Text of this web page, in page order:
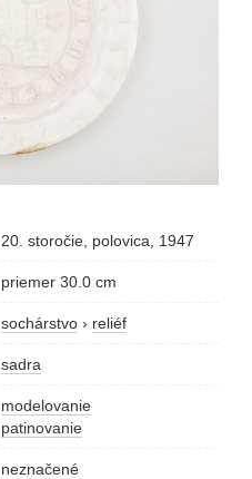
20. storočie, polovica, 1947
priemer 30.0 cm
sochárstvo › reliéf
sadra
modelovanie
patinovanie
neznačené